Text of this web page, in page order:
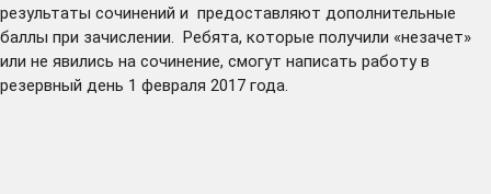
результаты сочинений и предоставляют дополнительные
баллы при зачислении. Ребята, которые получили «незачет»
или не явились на сочинение, смогут написать работу в
резервный день 1 февраля 2017 года.